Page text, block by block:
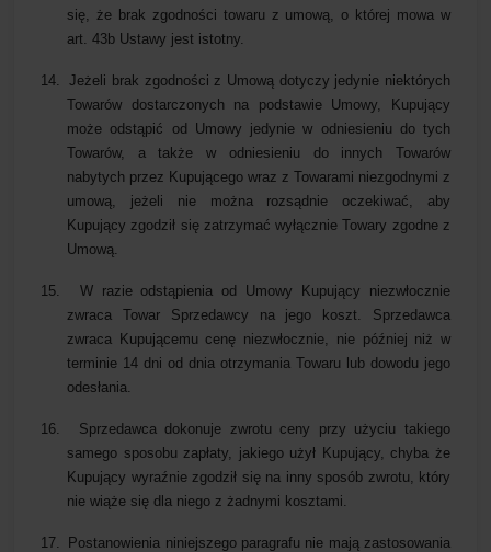
się, że brak zgodności towaru z umową, o której mowa w
art. 43b Ustawy jest istotny.
14.
Jeżeli brak zgodności z Umową dotyczy jedynie niektórych
Towarów dostarczonych na podstawie Umowy, Kupujący
może odstąpić od Umowy jedynie w odniesieniu do tych
Towarów, a także w odniesieniu do innych Towarów
nabytych przez Kupującego wraz z Towarami niezgodnymi z
umową, jeżeli nie można rozsądnie oczekiwać, aby
Kupujący zgodził się zatrzymać wyłącznie Towary zgodne z
Umową.
15.
W razie odstąpienia od Umowy Kupujący niezwłocznie
zwraca Towar Sprzedawcy na jego koszt. Sprzedawca
zwraca Kupującemu cenę niezwłocznie, nie później niż w
terminie 14 dni od dnia otrzymania Towaru lub dowodu jego
odesłania.
16.
Sprzedawca dokonuje zwrotu ceny przy użyciu takiego
samego sposobu zapłaty, jakiego użył Kupujący, chyba że
Kupujący wyraźnie zgodził się na inny sposób zwrotu, który
nie wiąże się dla niego z żadnymi kosztami.
17.
Postanowienia niniejszego paragrafu nie mają zastosowania